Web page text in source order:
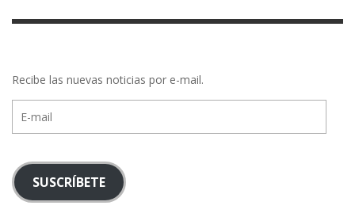
Recibe las nuevas noticias por e-mail.
mail
SUSCRÍBETE